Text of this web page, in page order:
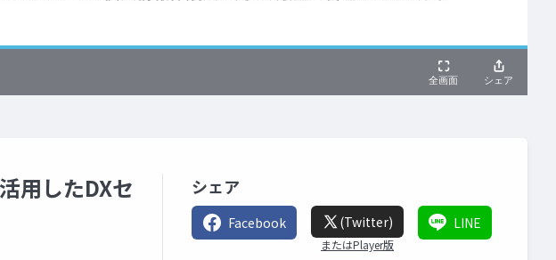
用したDXセ
シェア
Facebook (Twitter)
またはPlayer版
LINE